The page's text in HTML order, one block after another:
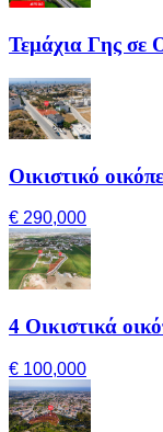
Τεμάχια Γης σε
Οικιστικό
€ 290,000
4 Οικιστικά
€ 100,000